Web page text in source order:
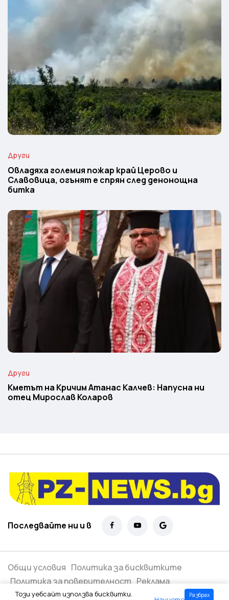
Други
Овладяха големия пожар край Церово и
Славовица, огънят е спрян след денонощна
битка
Други
Кметът на Кричим Атанас Калчев: Напусна ни
отец Мирослав Коларов
Последвайте ни и в
Общи условия Политика за бисквитките
Политика за поверителност Реклама
Този уебсайт използва бисквитки. Разбрах